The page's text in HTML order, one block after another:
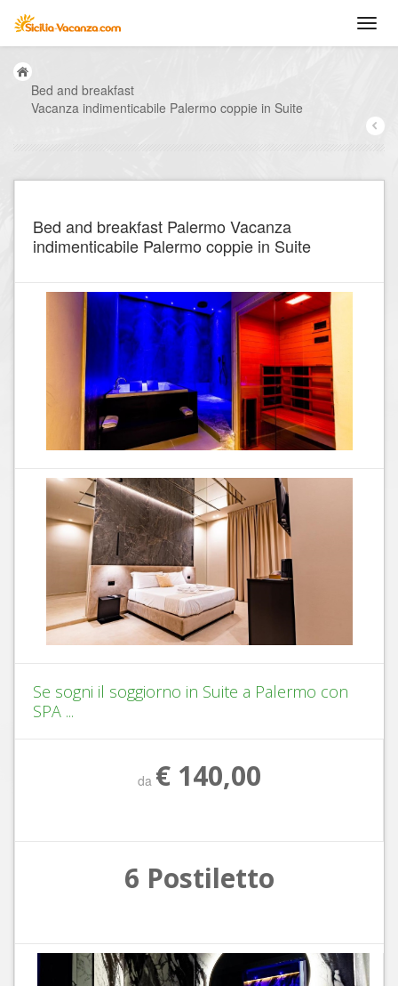
Bed and breakfast
Vacanza indimenticabile Palermo coppie in Suite
Bed and breakfast Palermo Vacanza
indimenticabile Palermo coppie in Suite
Se sogni il soggiorno in Suite a Palermo con
SPA ...
da € 140,00
6 Postiletto